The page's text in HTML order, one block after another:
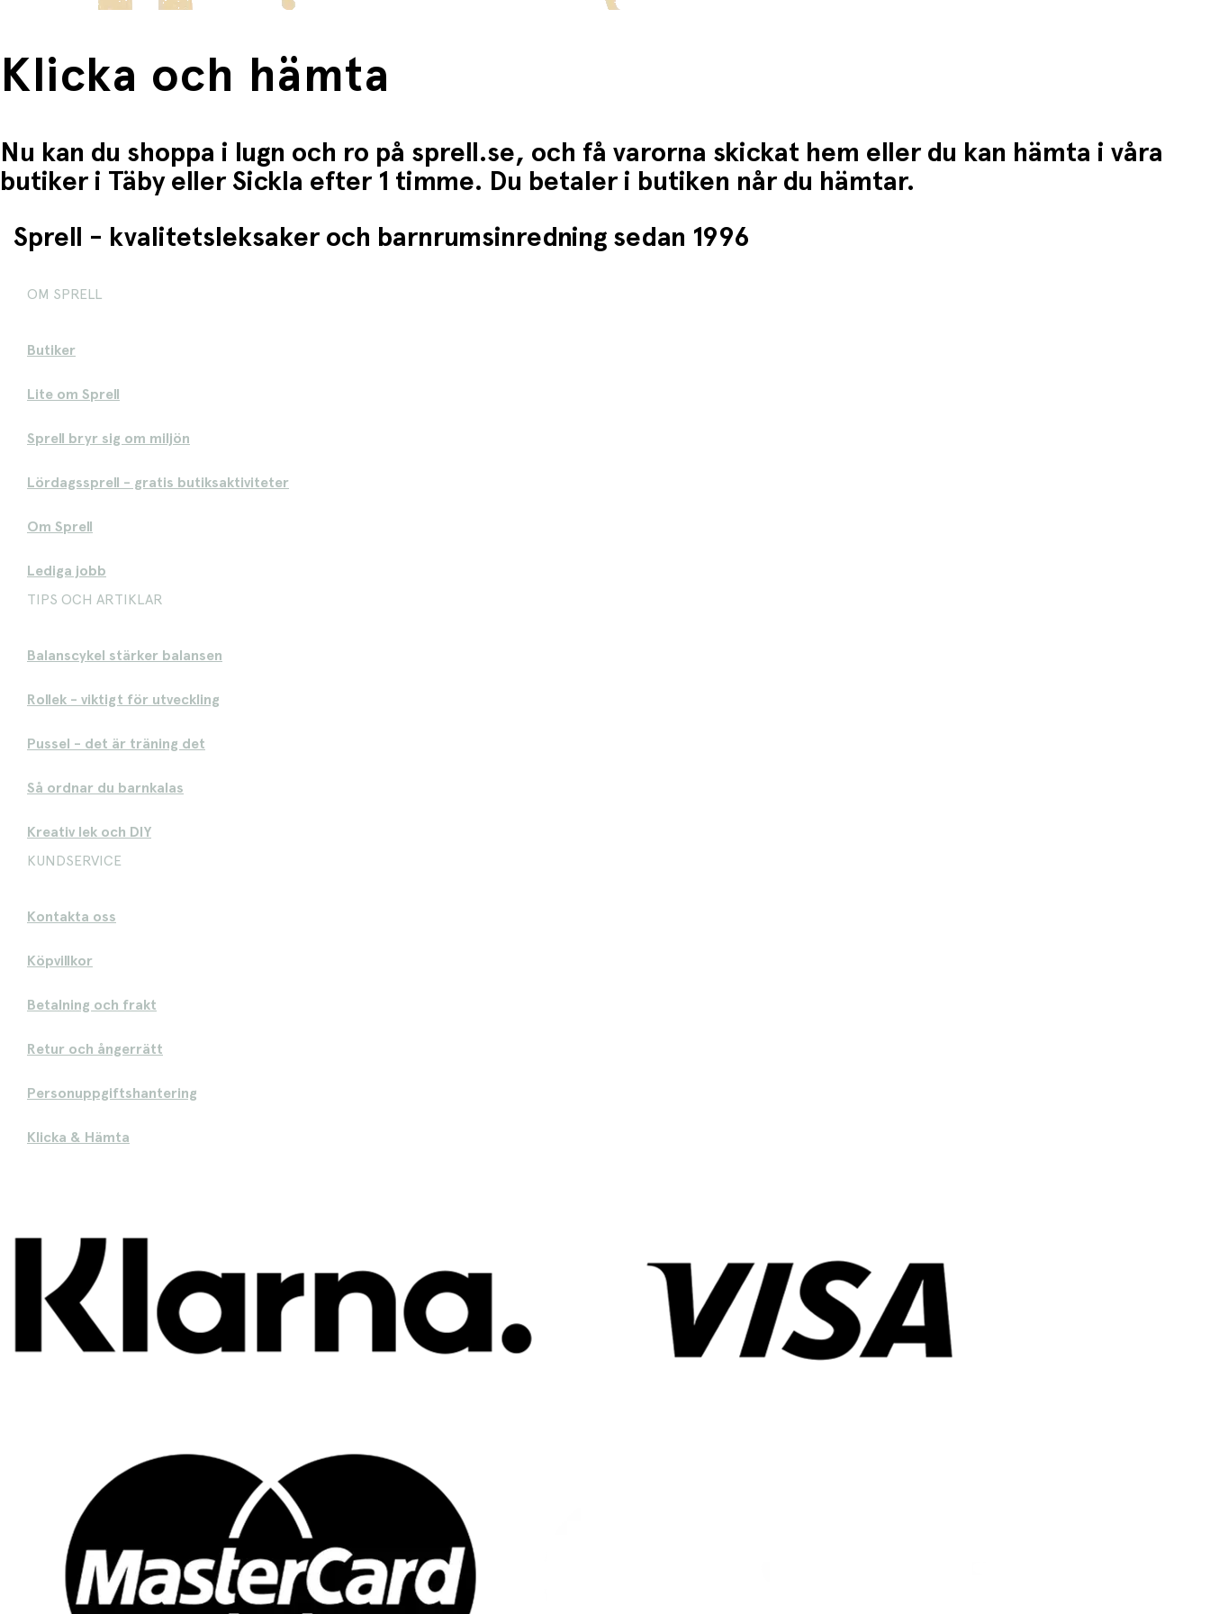
Klicka och hämta
Nu kan du shoppa i lugn och ro på sprell.se, och få varorna skickat hem eller du kan hämta i våra
butiker i Täby eller Sickla efter 1 timme. Du betaler i butiken når du hämtar.
Sprell - kvalitetsleksaker och barnrumsinredning sedan 1996
OM SPRELL
Butiker
Lite om Sprell
Sprell bryr sig om miljön
Lördagssprell - gratis butiksaktiviteter
Om Sprell
Lediga jobb
TIPS OCH ARTIKLAR
Balanscykel stärker balansen
Rollek - viktigt för utveckling
Pussel - det är träning det
Så ordnar du barnkalas
Kreativ lek och DIY
KUNDSERVICE
Kontakta oss
Köpvillkor
Betalning och frakt
Retur och ångerrätt
Personuppgiftshantering
Klicka & Hämta